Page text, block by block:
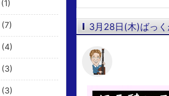
3月28日(木)ばっ
(1)
(7)
(4)
(3)
(3)